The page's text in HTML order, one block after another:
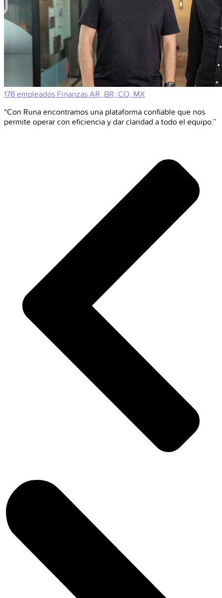
178 empleados Finanzas AR, BR, CO, MX
“Con Runa encontramos una plataforma confiable que nos
permite operar con eficiencia y dar claridad a todo el equipo.”